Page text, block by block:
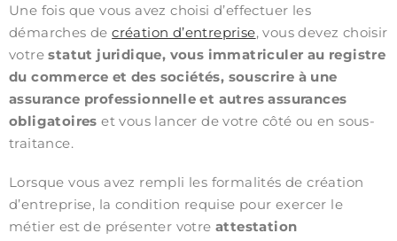
Une fois que vous avez choisi d’effectuer les
démarches decréation d’entreprise, vous devez choisir
votre statut juridique, vous immatriculer au registre
du commerce et des sociétés, souscrire à une
assurance professionnelle et autres assurances
obligatoireset vous lancer de votre côté ou en sous-
traitance.
Lorsque vous avez rempli les formalités de création
d’entreprise, la condition requise pour exercer le
métier est de présenter votre attestation